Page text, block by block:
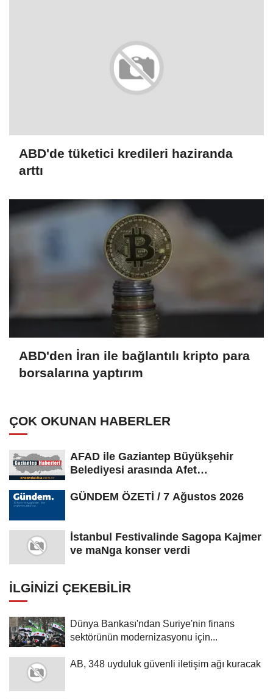
ABD'de tüketici kredileri haziranda
arttı
ABD'den İran ile bağlantılı kripto para
borsalarına yaptırım
ÇOK OKUNAN HABERLER
AFAD ile Gaziantep Büyükşehir
Belediyesi arasında Afet
GÜNDEM ÖZETİ / 7 Ağustos 2026
İstanbul Festivalinde Sagopa Kajmer
ve maNga konser verdi
İLGINIZI ÇEKEBILIR
Dünya Bankası'ndan Suriye'nin finans
sektörünün modernizasyonu için...
AB, 348 uyduluk güvenli iletişim ağı kuracak